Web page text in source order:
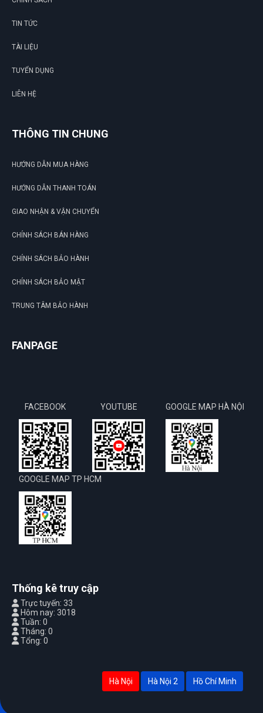
TIN TỨC
TÀI LIỆU
TUYỂN DỤNG
LIÊN HỆ
THÔNG TIN CHUNG
HƯỚNG DẪN MUA HÀNG
HƯỚNG DẪN THANH TOÁN
GIAO NHẬN & VẬN CHUYỂN
CHÍNH SÁCH BÁN HÀNG
CHÍNH SÁCH BẢO HÀNH
CHÍNH SÁCH BẢO MẬT
TRUNG TÂM BẢO HÀNH
FANPAGE
FACEBOOK YOUTUBE GOOGLE MAP HÀ NỘI
GOOGLE MAP TP HCM
Thống kê truy cập
Trực tuyến: 33
Hôm nay: 3018
Tuần: 0
Tháng: 0
Tổng: 0
Hà Nội Hà Nội 2 Hồ Chí Minh